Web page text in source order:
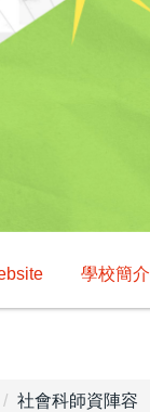
學校簡介
社會科師資陣容